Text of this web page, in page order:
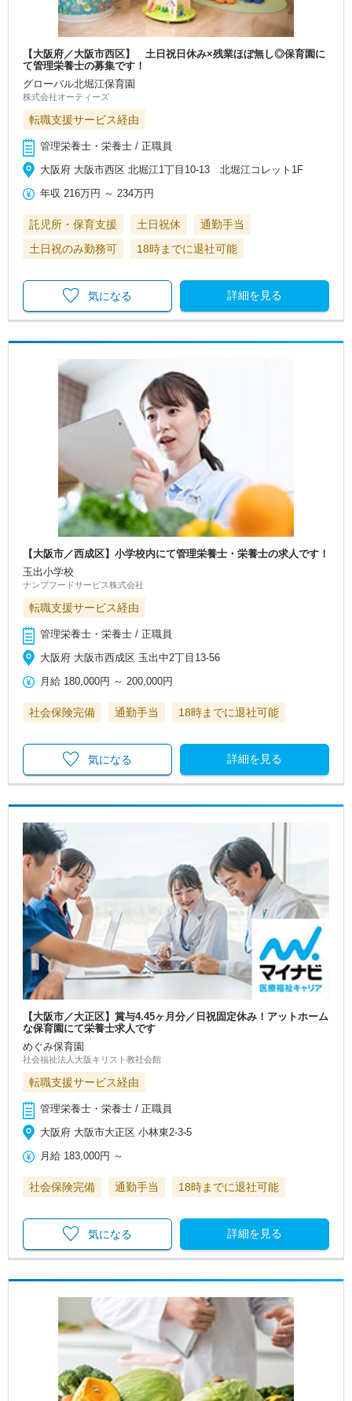
【大阪府／大阪市西区】 土日祝日休み×残業ほぼ無し◎保育園に
て管理栄養士の募集です！
グローバル北堀江保育園
株式会社オーティーズ
転職支援サービス経由
管理栄養士・栄養士 / 正職員
大阪府 大阪市西区 北堀江1丁目10-13 北堀江コレット1F
年収 216万円 ～234万円
託児所・保育支援 土日祝休
通勤手当
土日祝のみ勤務可
18時までに退社可能
詳細を見る
気になる
【大阪市／西成区】小学校内にて管理栄養士・栄養士の求人です！
玉出小学校
ナンブフードサービス株式会社
転職支援サービス経由
管理栄養士・栄養士 / 正職員
大阪府 大阪市西成区 玉出中2丁目13-56
月給 180,000円 ～ 200,000円
社会保険完備 通勤手当 18時までに退社可能
詳細を見る
気になる
【大阪市／大正区】賞与4.45ヶ月分／日祝固定休み！アットホーム
な保育園にて栄養士求人です
めぐみ保育園
社会福祉法人大阪キリスト教社会館
転職支援サービス経由
管理栄養士・栄養士 / 正職員
大阪府 大阪市大正区 小林東2-3-5
月給 183,000円 ～
社会保険完備 通勤手当 18時までに退社可能
詳細を見る
気になる